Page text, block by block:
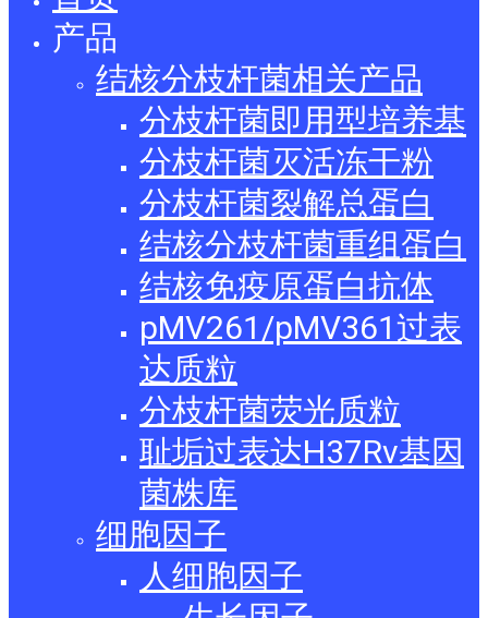
产品
结核分枝杆菌相关产品
分枝杆菌即用型培养基
分枝杆菌灭活冻干粉
分枝杆菌裂解总蛋白
结核分枝杆菌重组蛋白
结核免疫原蛋白抗体
pMV261/pMV361过表
达质粒
分枝杆菌荧光质粒
耻垢过表达H37Rv基因
菌株库
细胞因子
人细胞因子